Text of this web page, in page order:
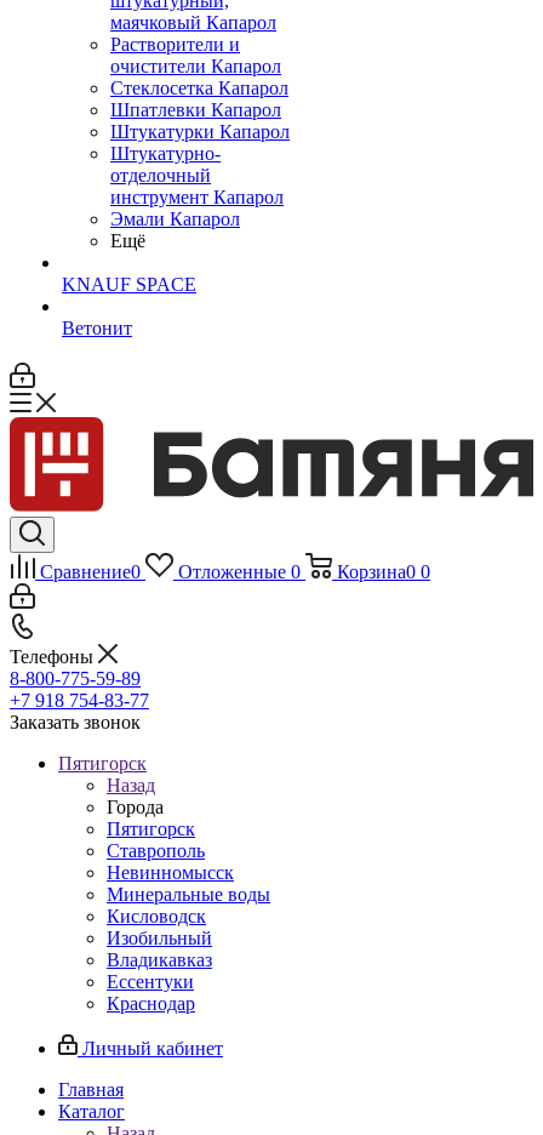
маячковый Капарол
Растворители и
очистители Капарол
Cтеклосетка Капарол
Шпатлевки Капарол
Штукатурки Капарол
Штукатурно-
отделочный
инструмент Капарол
Эмали Капарол
Ещё
KNAUF SPACE
Ветонит
Сравнение0 Отложенные 0 Корзина0 0
Телефоны
8-800-775-59-89
+7 918 754-83-77
Заказать звонок
Пятигорск
Назад
Города
Пятигорск
Ставрополь
Невинномысск
Минеральные воды
Кисловодск
Изобильный
Владикавказ
Ессентуки
Краснодар
Личный кабинет
Главная
Каталог